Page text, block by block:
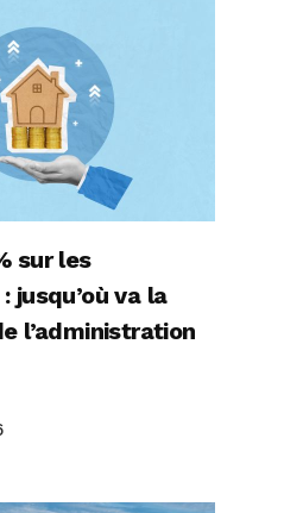
sur les
jusqu’où va la
l’administration